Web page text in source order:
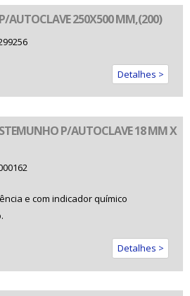
AUTOCLAVE 250X500 MM,(200)
Detalhes >
P/AUTOCLAVE 18 MM X
e com indicador químico
Detalhes >